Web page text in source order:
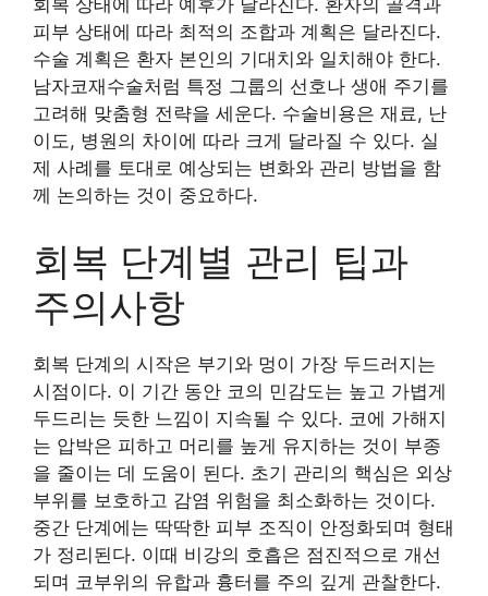
회복 상태에 따라 예후가 달라진다. 환자의 골격과
피부 상태에 따라 최적의 조합과 계획은 달라진다.
수술 계획은 환자 본인의 기대치와 일치해야 한다.
남자코재수술처럼 특정 그룹의 선호나 생애 주기를
고려해 맞춤형 전략을 세운다. 수술비용은 재료, 난
이도, 병원의 차이에 따라 크게 달라질 수 있다. 실
제 사례를 토대로 예상되는 변화와 관리 방법을 함
께 논의하는 것이 중요하다.
회복 단계별 관리 팁과
주의사항
회복 단계의 시작은 부기와 멍이 가장 두드러지는
시점이다. 이 기간 동안 코의 민감도는 높고 가볍게
두드리는 듯한 느낌이 지속될 수 있다. 코에 가해지
는 압박은 피하고 머리를 높게 유지하는 것이 부종
을 줄이는 데 도움이 된다. 초기 관리의 핵심은 외상
부위를 보호하고 감염 위험을 최소화하는 것이다.
중간 단계에는 딱딱한 피부 조직이 안정화되며 형태
가 정리된다. 이때 비강의 호흡은 점진적으로 개선
되며 코부위의 유합과 흉터를 주의 깊게 관찰한다.